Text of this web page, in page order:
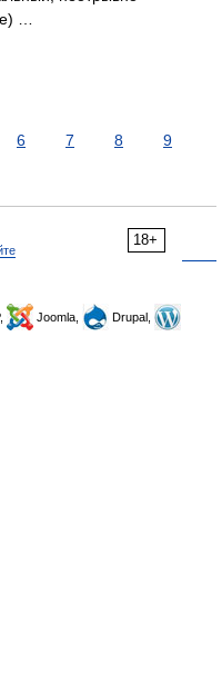
…
6 7 8
9
18+
Joomla,
Drupal,